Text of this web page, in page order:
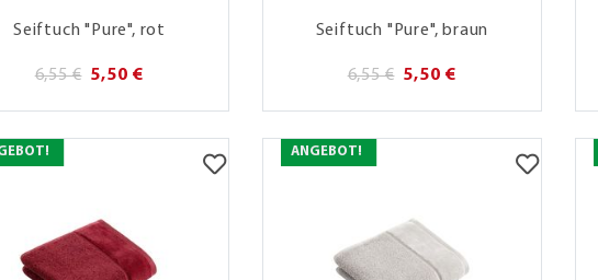
Seiftuch "Pure", rot
6,55 € 5,50 €
Seiftuch "Pure", braun
6,55 € 5,50 €
ANGEBOT!